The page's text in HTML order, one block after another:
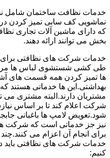
خدمات نظافت ساختمان شامل
نماشویی کف سابی تمیز کردن
که دارای ماشین آلات تجاری
بخش می توانند ارائه دهند.
خدمات شرکت های نظافتی
طی کشی شستشوی لباس ها
ها تمیز کردن همه قسمت های
بهداشتی.این ها خدماتی هستند
مشتریان دارند.البته مشتری می
شرکت اعلام کند تا بر اساس
شود.تعویض لامپ ها باغبانی
نیز جز خدماتی است که شرکت
برای انجام آن اعزام می
خدمات شرکت های نظافتی باید
کنیم: